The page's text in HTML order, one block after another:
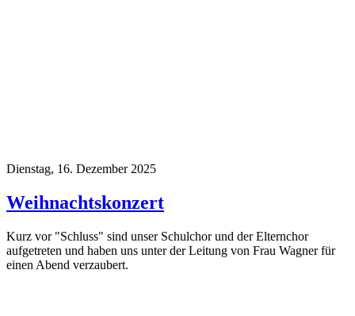
Dienstag, 16. Dezember 2025
Weihnachtskonzert
Kurz vor "Schluss" sind unser Schulchor und der Elternchor
aufgetreten und haben uns unter der Leitung von Frau Wagner für
einen Abend verzaubert.